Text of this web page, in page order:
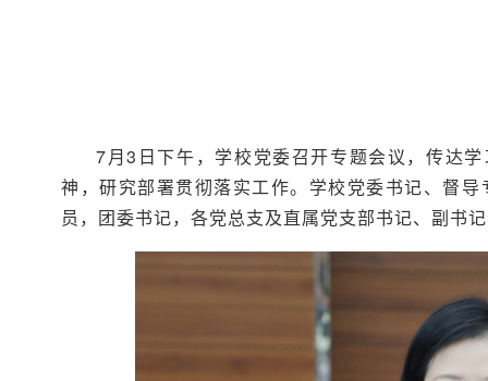
7月3日下午，学校党委召开专题会议，传达
神，研究部署贯彻落实工作。学校党委书记、督
员，团委书记，各党总支及直属党支部书记、副书